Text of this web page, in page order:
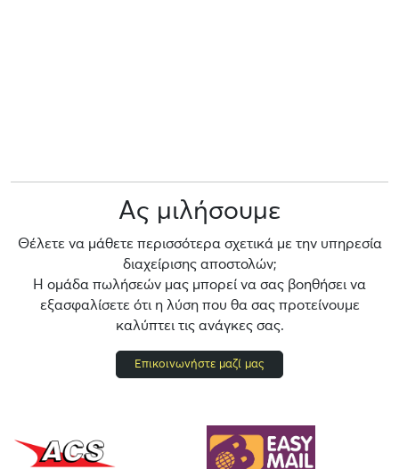
Ας μιλήσουμε
Θέλετε να μάθετε περισσότερα σχετικά με την υπηρεσία
διαχείρισης αποστολών;
Η ομάδα πωλήσεών μας μπορεί να σας βοηθήσει να
εξασφαλίσετε ότι η λύση που θα σας προτείνουμε
καλύπτει τις ανάγκες σας.
Επικοινωνήστε μαζί μας